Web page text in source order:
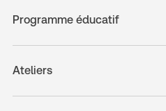
Programme éducatif
Ateliers